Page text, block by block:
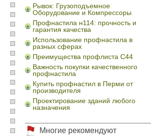
Рывок: Грузоподъемное
Оборудование и Компрессоры
Профнастила н114: прочность и
гарантия качества
Использование профнастила в
разных сферах
Преимущества профлиста С44
Важность покупки качественного
профнастила
Купить профнастил в Перми от
производителя
Проектирование зданий любого
назначения
Многие рекомендуют